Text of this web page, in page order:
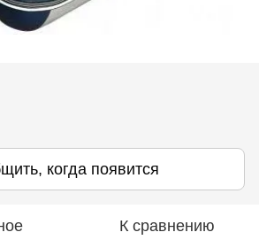
когда появится
К сравнению